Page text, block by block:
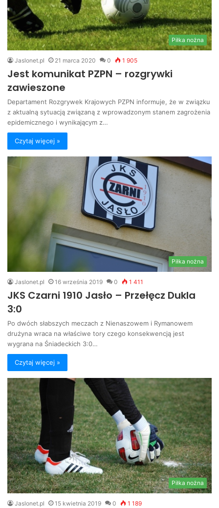
Piłka nożna
Jaslonet.pl 21 marca 2020 0 1 905
Jest komunikat PZPN – rozgrywki
zawieszone
Departament Rozgrywek Krajowych PZPN informuje, że w związku
z aktualną sytuacją związaną z wprowadzonym stanem zagrożenia
epidemicznego i wynikającym z…
Czytaj więcej »
Piłka nożna
Jaslonet.pl 16 września 2019 0 1 411
JKS Czarni 1910 Jasło – Przełęcz Dukla
3:0
Po dwóch słabszych meczach z Nienaszowem i Rymanowem
drużyna wraca na właściwe tory czego konsekwencją jest
wygrana na Śniadeckich 3:0…
Czytaj więcej »
Piłka nożna
Jaslonet.pl 15 kwietnia 2019 0 1 189